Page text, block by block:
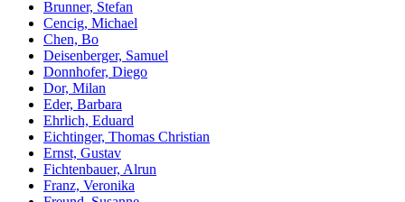
Brunner, Stefan
Cencig, Michael
Chen, Bo
Deisenberger, Samuel
Donnhofer, Diego
Dor, Milan
Eder, Barbara
Ehrlich, Eduard
Eichtinger, Thomas Christian
Ernst, Gustav
Fichtenbauer, Alrun
Franz, Veronika